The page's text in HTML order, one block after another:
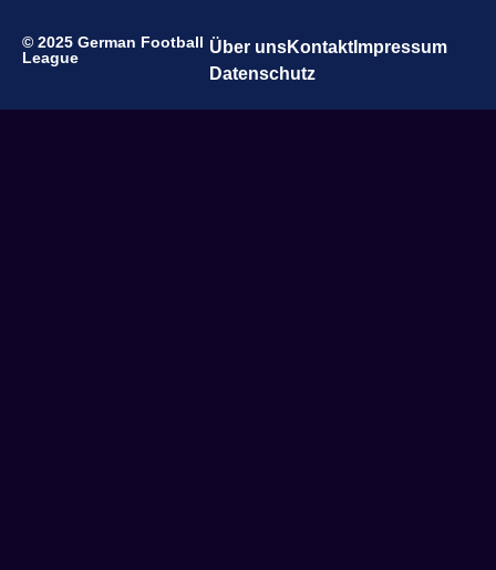
© 2025 German Football
League
Über unsKontaktImpressum
Datenschutz